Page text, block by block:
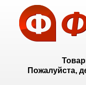
Пожалуйста,